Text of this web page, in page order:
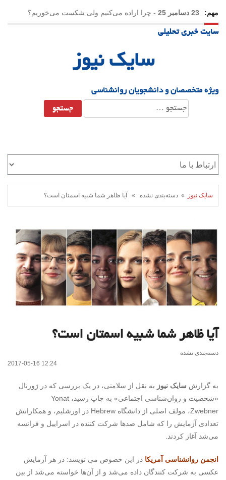
مهم: 23 دسامبر 25 - چرا اراده می‌کنیم ولی شکست می‌خوریم؟
21 دسامبر 25
سایت خبری تحلیلی
سایک نیوز
ویژه متخصصان و دانشجویان روانشناسی
جستجو
برای:
سایک نیوز » دسته‌بندی نشده » آیا ظاهر شما شبیه اسمتان است؟
آیا ظاهر شما شبیه اسمتان است؟
دسته‌بندی نشده
2017-05-16 12:24
به گزارش سایک نیوز به نقل از سلامتی، در یک بررسی که در ژورنال
«شخصیت و روان‌شناسی اجتماعی» به چاپ رسید، Yonat
Zwebner، مولف اصلی از دانشگاه Hebrew در اورشلیم، و همکارانش
تعدادی آزمایش را که شامل صدها شرکت کننده در اسراییل و فرانسه
می‌شد آغاز کردند.
انجمن روانشناسی آمریکا در این خصوص می نویسد: در هر آزمایش
عکسی به شرکت کنندگان داده می‌شد و از آن‌ها خواسته می‌شد از بین